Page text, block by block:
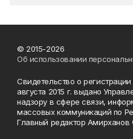
© 2015-2026
Об использовании
Свидетельство о
августа 2015 г. выдано
надзору в сфере связи,
массовых коммуникаций по
Главный редактор Амирханов